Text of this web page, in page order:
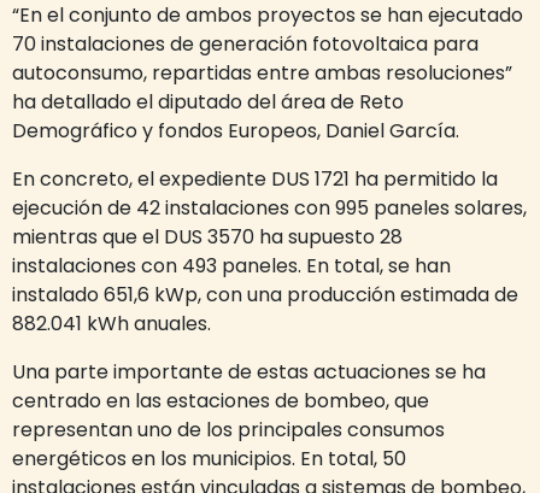
“En el conjunto de ambos proyectos se han ejecutado
70 instalaciones de generación fotovoltaica para
autoconsumo, repartidas entre ambas resoluciones”
ha detallado el diputado del área de Reto
Demográfico y fondos Europeos, Daniel García.
En concreto, el expediente DUS 1721 ha permitido la
ejecución de 42 instalaciones con 995 paneles solares,
mientras que el DUS 3570 ha supuesto 28
instalaciones con 493 paneles. En total, se han
instalado 651,6 kWp, con una producción estimada de
882.041 kWh anuales.
Una parte importante de estas actuaciones se ha
centrado en las estaciones de bombeo, que
representan uno de los principales consumos
energéticos en los municipios. En total, 50